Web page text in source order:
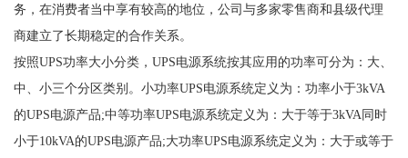
务，在消费者当中享有较高的地位，公司与多家零售商和县级代理
商建立了长期稳定的合作关系。
按照UPS功率大小分类，UPS电源系统按其应用的功率可分为：大、
中、小三个分区类别。小功率UPS电源系统定义为：功率小于3kVA
的UPS电源产品;中等功率UPS电源系统定义为：大于等于3kVA同时
小于10kVA的UPS电源产品;大功率UPS电源系统定义为：大于或等于